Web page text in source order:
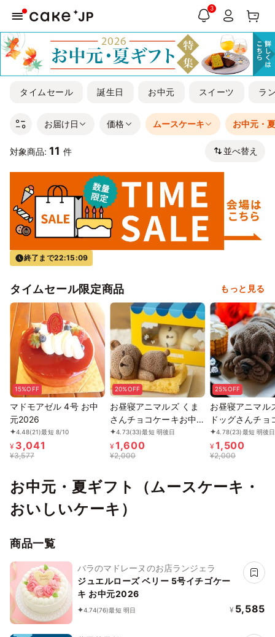
3
タイムセール 誕生日 お中元 スイーツ ラ
お届け日 価格 ムースケーキ お中元・
対象商品: 11 件 並べ替え
終了まで22:15:09
タイムセール限定商品 もっと見る
15%OFF
マドモアゼル 4号 お中
元2026
4.48(21)最短 8/10
¥ 3,041
¥3,577
20%OFF
お昼寝アニマルズ くま
さんチョコケーキお中元
2026
4.73(33)最短 明後日
¥1,600
¥2,000
25%OFF
お昼寝アニマル
ドッグさんチョ
お中元2026
4.78(23)最短 明後日
¥1,500
¥2,000
お中元・夏ギフト（ムースケーキ・
おいしいケーキ）
商品一覧
バラのマドレーヌのお店ランジェラ
ジュエルローズ ベリー 5号イチゴケー
キ お中元2026
4.74(76)最短 明日 ¥ 5,585